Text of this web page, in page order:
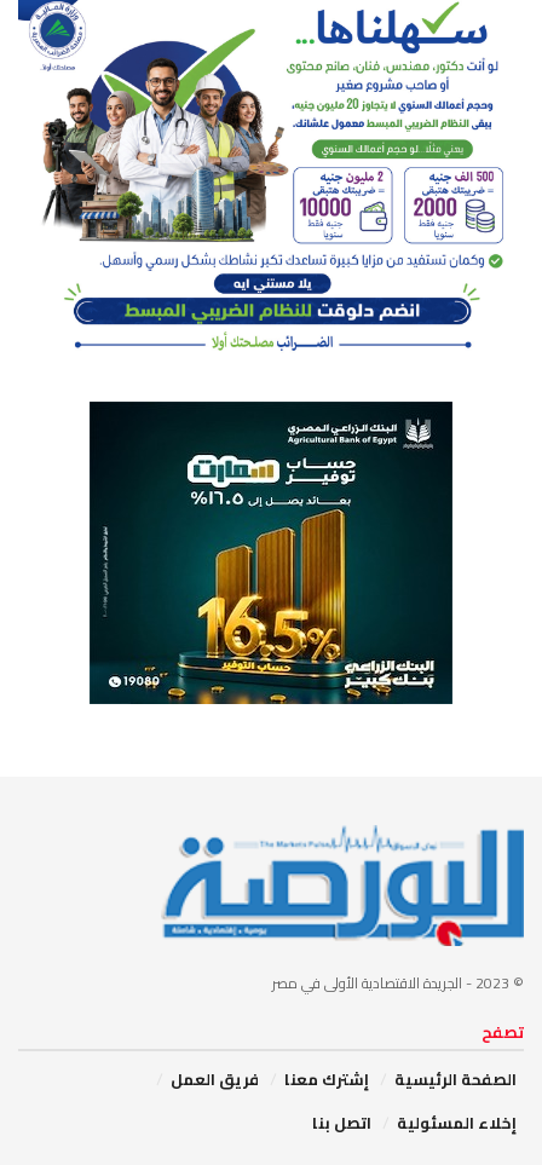
© 2023 - الجريدة الاقتصادية الأولى في مصر
تصفح
الصفحة الرئيسية
إشترك معنا
فريق العمل
إخلاء المسئولية
اتصل بنا